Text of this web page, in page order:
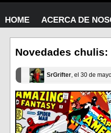
HOME ACERCA DE
Novedades chulis:
SrGrifter, el 30 de